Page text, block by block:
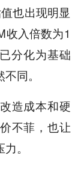
也出现明显
收入倍数为1
分化为基础
同。
造成本和硬
不菲，也让
。